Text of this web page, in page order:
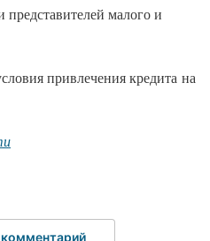
малого и
привлечения кредита на